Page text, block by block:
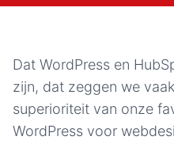
Dat WordPress en
zijn, dat zeggen we
superioriteit van onze
WordPress voor